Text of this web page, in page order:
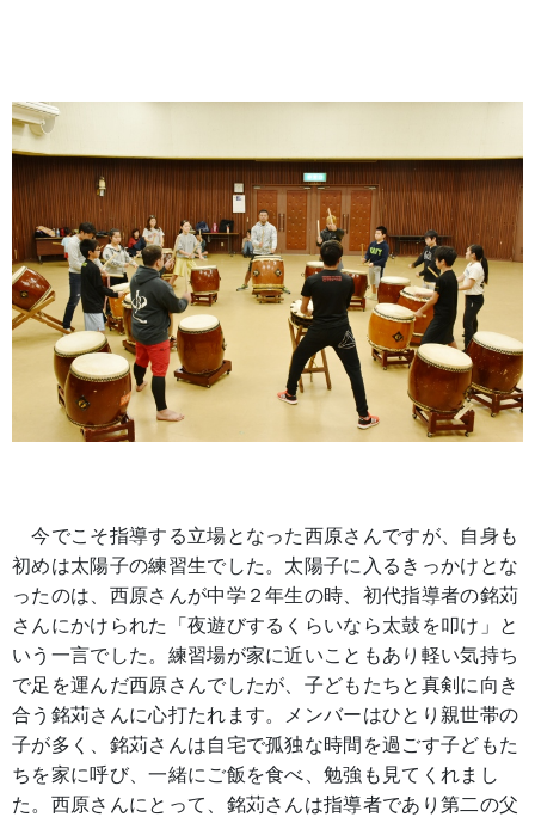
今でこそ指導する立場となった西原さんですが、自身も
初めは太陽子の練習生でした。太陽子に入るきっかけとな
ったのは、西原さんが中学２年生の時、初代指導者の銘苅
さんにかけられた「夜遊びするくらいなら太鼓を叩け」と
いう一言でした。練習場が家に近いこともあり軽い気持ち
で足を運んだ西原さんでしたが、子どもたちと真剣に向き
合う銘苅さんに心打たれます。メンバーはひとり親世帯の
子が多く、銘苅さんは自宅で孤独な時間を過ごす子どもた
ちを家に呼び、一緒にご飯を食べ、勉強も見てくれまし
た。西原さんにとって、銘苅さんは指導者であり第二の父